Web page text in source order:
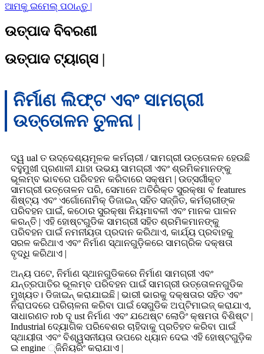
ଆମକୁ ଇମେଲ୍ ପଠାନ୍ତୁ |
ଉତ୍ପାଦ ବିବରଣୀ
ଉତ୍ପାଦ ଟ୍ୟାଗ୍ସ |
ନିର୍ମାଣ ଲିଫ୍ଟ ଏବଂ ସାମଗ୍ରୀ
ଉତ୍ତୋଳନ ତୁଳନା |
ଦ୍ୱ ual ତ ଉଦ୍ଦେଶ୍ୟମୂଳକ କର୍ମଚାରୀ / ସାମଗ୍ରୀ ଉତ୍ତୋଳନ ହେଉଛି
ବହୁମୁଖୀ ପ୍ରଣାଳୀ ଯାହା ଉଭୟ ସାମଗ୍ରୀ ଏବଂ ଶ୍ରମିକମାନଙ୍କୁ
ଭୂଲମ୍ବ ଭାବରେ ପରିବହନ କରିବାରେ ସକ୍ଷମ | ଉତ୍ସର୍ଗୀକୃତ
ସାମଗ୍ରୀ ଉତ୍ତୋଳନ ପରି, ସେମାନେ ଅତିରିକ୍ତ ସୁରକ୍ଷା ବ features
ଶିଷ୍ଟ୍ୟ ଏବଂ ଏର୍ଗୋନୋମିକ୍ ଡିଜାଇନ୍ ସହିତ ସଜ୍ଜିତ, କର୍ମଚାରୀଙ୍କ
ପରିବହନ ପାଇଁ, କଠୋର ସୁରକ୍ଷା ନିୟମାବଳୀ ଏବଂ ମାନକ ପାଳନ
କରନ୍ତି | ଏହି ହୋଷ୍ଟଗୁଡିକ ସାମଗ୍ରୀ ସହିତ ଶ୍ରମିକମାନଙ୍କୁ
ପରିବହନ ପାଇଁ ନମନୀୟତା ପ୍ରଦାନ କରିଥାଏ, କାର୍ଯ୍ୟ ପ୍ରବାହକୁ
ସରଳ କରିଥାଏ ଏବଂ ନିର୍ମାଣ ସ୍ଥାନଗୁଡ଼ିକରେ ସାମଗ୍ରିକ ଦକ୍ଷତା
ବୃଦ୍ଧି କରିଥାଏ |
ଅନ୍ୟ ପଟେ, ନିର୍ମାଣ ସ୍ଥାନଗୁଡିକରେ ନିର୍ମାଣ ସାମଗ୍ରୀ ଏବଂ
ଯନ୍ତ୍ରପାତିର ଭୂଲମ୍ବ ପରିବହନ ପାଇଁ ସାମଗ୍ରୀ ଉତ୍ତୋଳନଗୁଡିକ
ମୁଖ୍ୟତ। ଡିଜାଇନ୍ କରାଯାଇଛି | ଭାରୀ ଭାରକୁ ଦକ୍ଷତାର ସହିତ ଏବଂ
ନିରାପଦରେ ପରିଚାଳନା କରିବା ପାଇଁ ସେଗୁଡିକ ଅପ୍ଟିମାଇଜ୍ କରାଯାଏ,
ସାଧାରଣତ rob ଦୃ ust ନିର୍ମାଣ ଏବଂ ଯଥେଷ୍ଟ ଲୋଡିଂ କ୍ଷମତା ବିଶିଷ୍ଟ |
Industrial ଦ୍ୟୋଗିକ ପରିବେଶର ଚାହିଦାକୁ ପ୍ରତିହତ କରିବା ପାଇଁ
ସ୍ଥାୟୀତା ଏବଂ ବିଶ୍ୱସନୀୟତା ଉପରେ ଧ୍ୟାନ ଦେଇ ଏହି ହୋଷ୍ଟଗୁଡ଼ିକ
ଇ engine ୍ଜିନିୟରିଂ କରାଯାଏ |